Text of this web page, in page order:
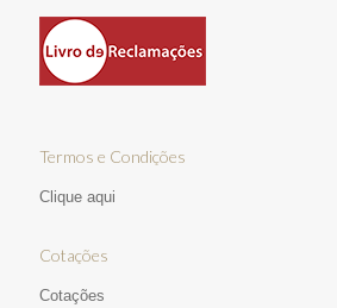
Termos e Condições
Clique aqui
Cotações
Cotações